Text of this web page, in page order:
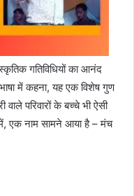
गतिविधियों का आनंद
में कहना, यह एक विशेष गुण
वाले परिवारों के बच्चे भी ऐसी
में, एक नाम सामने आया है – मंच